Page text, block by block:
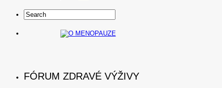
FÓRUM ZDRAVÉ VÝŽIVY